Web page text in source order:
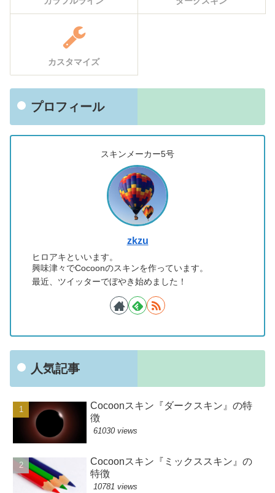
カスタマイズ
プロフィール
スキンメーカー5号
zkzu
ヒロアキといいます。
興味津々でCocoonのスキンを作っています。
最近、ツイッターでぼやき始めました！
人気記事
Cocoonスキン『ダークスキン』の特
徴
61030 views
Cocoonスキン『ミックススキン』の
特徴
10781 views